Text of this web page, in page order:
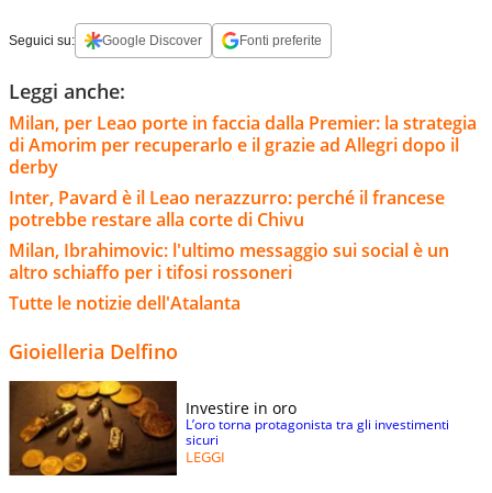
Seguici su: Google Discover Fonti preferite
Leggi anche:
Milan, per Leao porte in faccia dalla Premier: la strategia
di Amorim per recuperarlo e il grazie ad Allegri dopo il
derby
Inter, Pavard è il Leao nerazzurro: perché il francese
potrebbe restare alla corte di Chivu
Milan, Ibrahimovic: l'ultimo messaggio sui social è un
altro schiaffo per i tifosi rossoneri
Tutte le notizie dell'Atalanta
Gioielleria Delfino
Investire in oro
L’oro torna protagonista tra gli investimenti
sicuri
LEGGI